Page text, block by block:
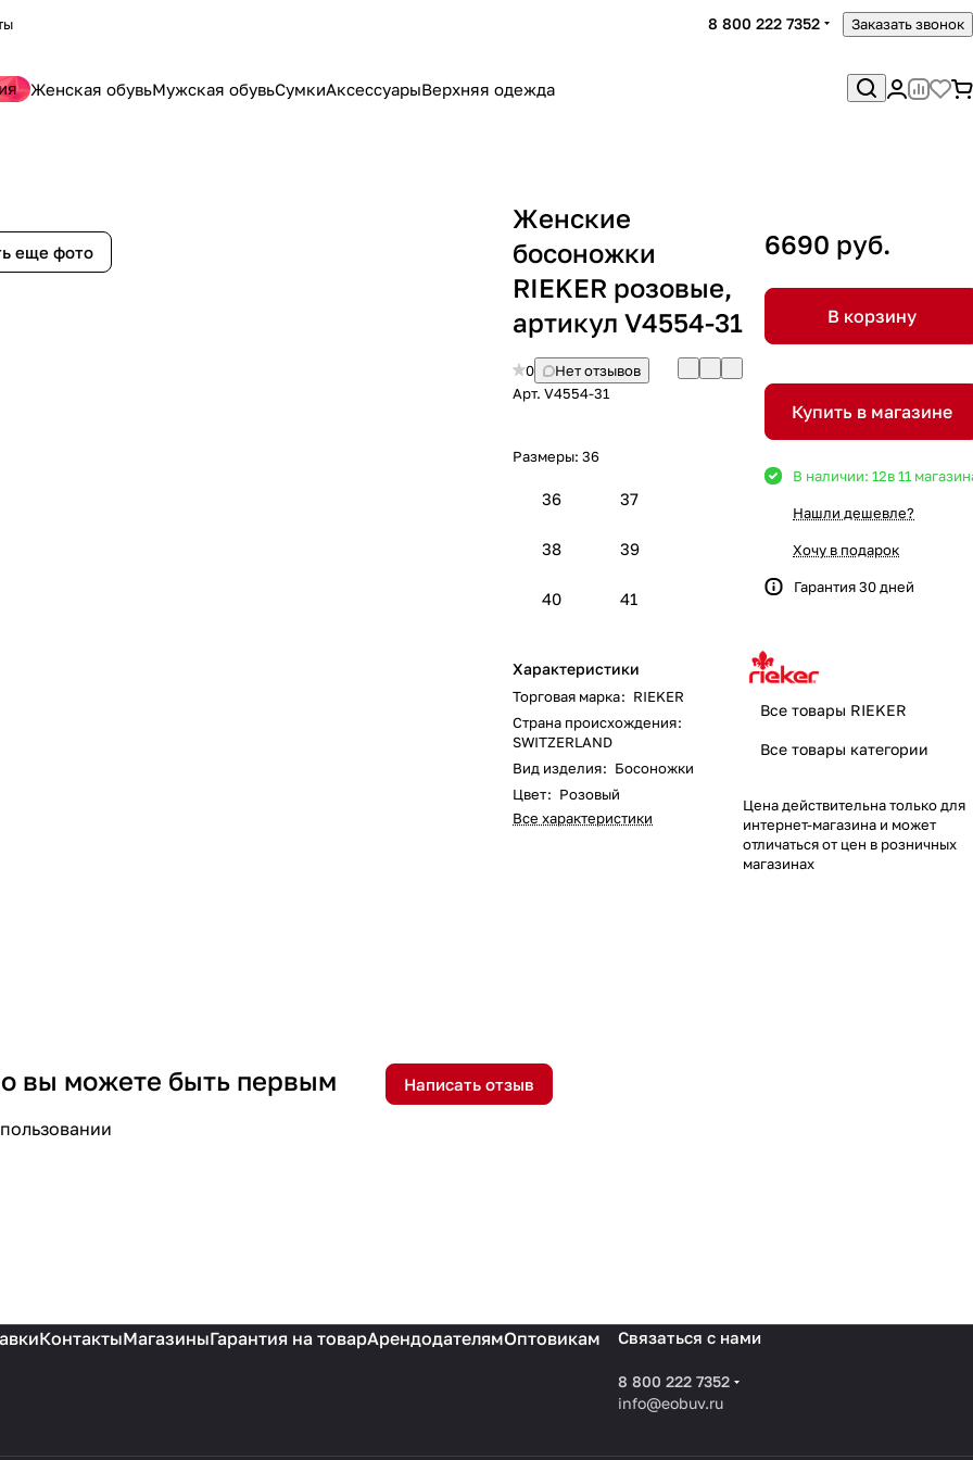
8 800 222 7352 Заказать звонок
Женская обувьМужская обувьСумкиАксессуарыВерхняя одежда
еще фото
Женские
босоножки
RIEKER розовые,
артикул V4554-31
0
Нет отзывов
Арт. V4554-31
Размеры: 36
36 37
38 39
40 41
Характеристики
Торговая марка: RIEKER
Страна происхождения:
SWITZERLAND
Вид изделия: Босоножки
Цвет: Розовый
Все характеристики
6690 руб.
В корзину
Купить в магазине
В наличии: 12в 11
Нашли дешевле?
Хочу в подарок
Гарантия 30 дней
Все товары RIEKER
Все товары категории
Цена действительна только для
интернет-магазина и может
отличаться от цен в розничных
магазинах
вы можете быть первым Написать отзыв
КонтактыМагазиныГарантия на товарАрендодателямОптовикам
Связаться с нами
8 800 222 7352
info@eobuv.ru